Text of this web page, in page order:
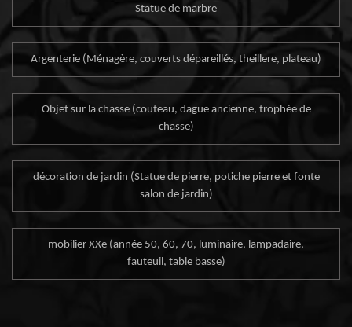
Statue de marbre
Argenterie (Ménagère, couverts dépareillés, theillere, plateau)
Objet sur la chasse (couteau, dague ancienne, trophée de
chasse)
décoration de jardin (Statue de pierre, potiche pierre et fonte
salon de jardin)
mobilier XXe (année 50, 60, 70, luminaire, lampadaire,
fauteuil, table basse)